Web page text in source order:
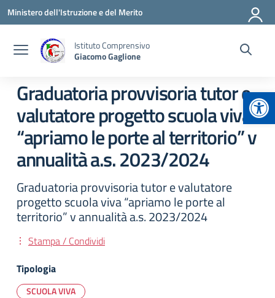
Vai ai contenuti
Vai al menu di navigazione
Vai al footer
Ministero dell'Istruzione e del Merito
Istituto Comprensivo
Giacomo Gaglione
Graduatoria provvisoria tutor e
valutatore progetto scuola viva
“apriamo le porte al territorio” v
annualità a.s. 2023/2024
Graduatoria provvisoria tutor e valutatore
progetto scuola viva “apriamo le porte al
territorio” v annualità a.s. 2023/2024
Stampa / Condividi
Tipologia
SCUOLA VIVA